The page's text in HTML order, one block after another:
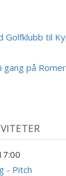
Golfklubb til
gang på
- Pitch